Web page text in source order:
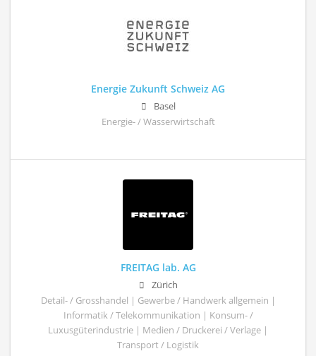
Energie Zukunft Schweiz AG
Basel
Energie- / Wasserwirtschaft
FREITAG lab. AG
Zürich
Detail- / Grosshandel | Gewerbe / Handwerk allgemein |
Informatik / Telekommunikation | Konsum- /
Luxusgüterindustrie | Medien / Druckerei / Verlage |
Transport / Logistik